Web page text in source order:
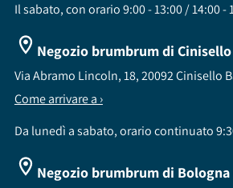
Il sabato, con orario 9:00 - 13:00 / 14:00 -
Negozio brumbrum di
Via Abramo Lincoln, 18, 20092 Cinisello
Come arrivare a ›
Da lunedì a sabato, orario continuato
Negozio brumbrum di Bologna